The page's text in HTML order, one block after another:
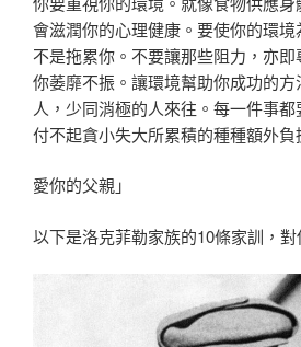
會滋潤你的心理健康。要使你的環
不是拖累你。不要讓那些阻力，亦
你萎靡不振。讓環境幫助你成功的
人，少同消極的人來往。每一件事
付不起貪小失大所累積的種種額外負
愛你的父親」
以下是洛克菲勒家族的10條家訓，對